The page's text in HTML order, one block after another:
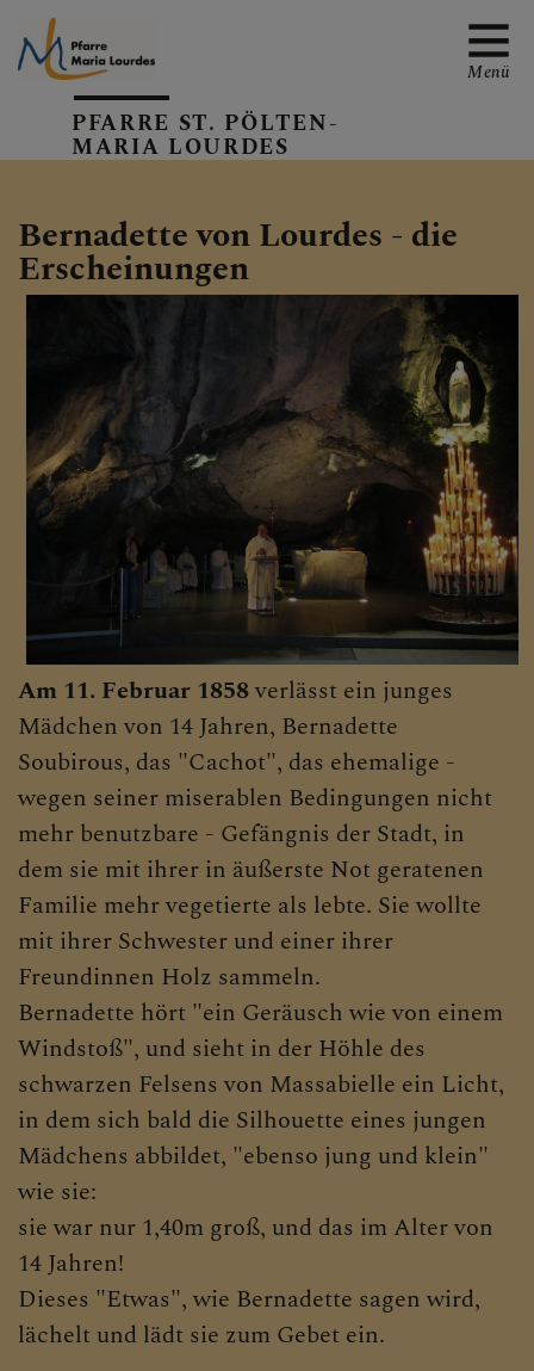
EMAIL AN DIE PFARRE
GALERIE
KLICKEN SIE AUF DAS
"+", UM UNTERMENÜS
ZU ÖFFNEN
PFARRTEAM
GRUPPEN, RUNDEN,
EVENTS, AKTIONEN
GESCHICHTE DER
PFARRE
Lourdesgrotte
Vor der Gründung
Während der Gründung
Gründung
Baugeschichte
Priester der Pfarre
PFARRE ST. PÖLTEN-
MARIA LOURDES
Menü
Bernadette von Lourdes - die
Erscheinungen
Am 11. Februar 1858verlässt ein junges
Mädchen von 14 Jahren, Bernadette
Soubirous, das "Cachot", das ehemalige -
wegen seiner miserablen Bedingungen nicht
mehr benutzbare - Gefängnis der Stadt, in
dem sie mit ihrer in äußerste Not geratenen
Familie mehr vegetierte als lebte. Sie wollte
mit ihrer Schwester und einer ihrer
Freundinnen Holz sammeln.
Bernadette hört "ein Geräusch wie von einem
Windstoß", und sieht in der Höhle des
schwarzen Felsens von Massabielle ein Licht,
in dem sich bald die Silhouette eines jungen
Mädchens abbildet, "ebenso jung und klein"
wie sie:
sie war nur 1,40m groß, und das im Alter von
14 Jahren!
Dieses "Etwas", wie Bernadette sagen wird,
lächelt und lädt sie zum Gebet ein.